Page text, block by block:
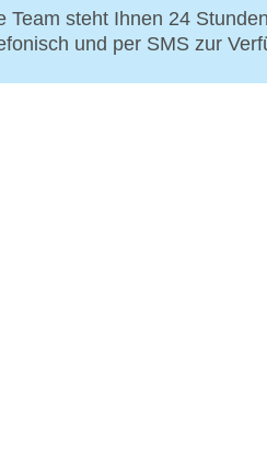
steht Ihnen 24
und per SMS zur